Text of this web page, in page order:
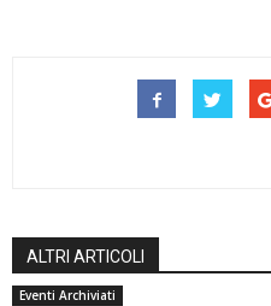
ALTRI ARTICOLI
Eventi Archiviati